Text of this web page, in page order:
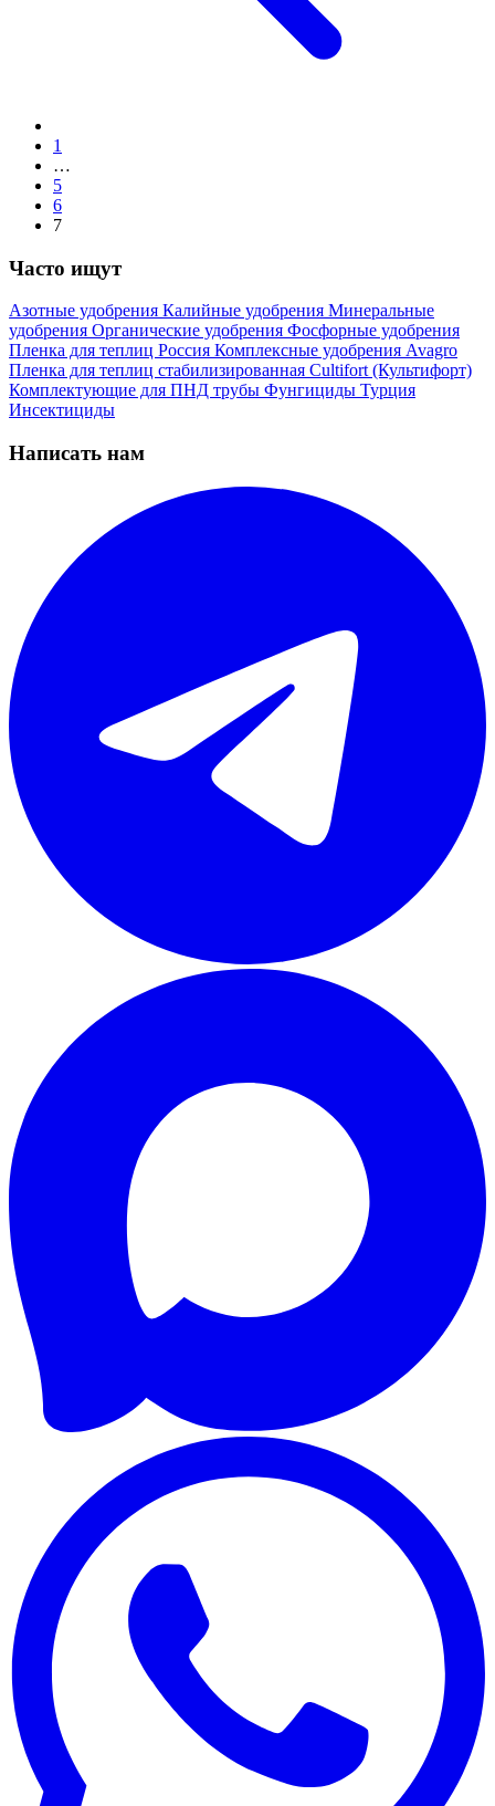
1
…
5
6
7
Часто ищут
Азотные удобрения Калийные удобрения Минеральные
удобрения Органические удобрения Фосфорные удобрения
Пленка для теплиц Россия Комплексные удобрения Avagro
Пленка для теплиц стабилизированная Cultifort (Культифорт)
Комплектующие для ПНД трубы Фунгициды Турция
Инсектициды
Написать нам